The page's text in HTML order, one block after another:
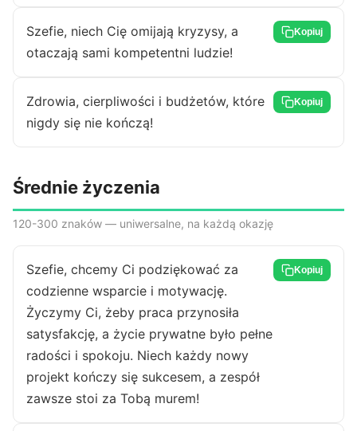
Szefie, niech Cię omijają kryzysy, a
otaczają sami kompetentni ludzie!
Kopiuj
Zdrowia, cierpliwości i budżetów, które
nigdy się nie kończą!
Kopiuj
Średnie życzenia
120-300 znaków — uniwersalne, na każdą okazję
Szefie, chcemy Ci podziękować za
codzienne wsparcie i motywację.
Życzymy Ci, żeby praca przynosiła
satysfakcję, a życie prywatne było pełne
radości i spokoju. Niech każdy nowy
projekt kończy się sukcesem, a zespół
zawsze stoi za Tobą murem!
Kopiuj